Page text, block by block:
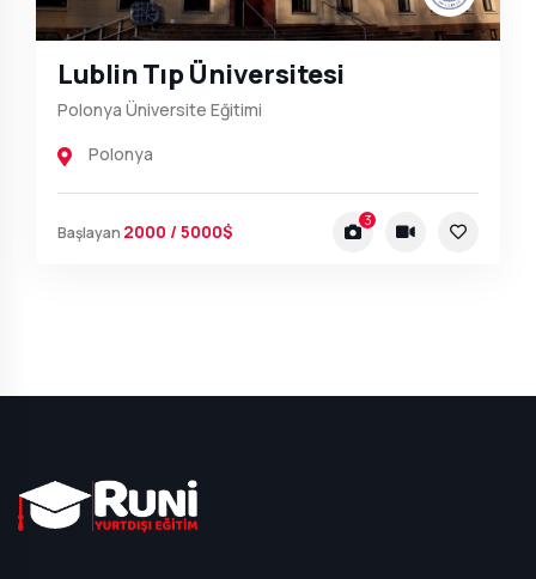
Lublin Tıp Üniversitesi
Polonya Üniversite Eğitimi
Polonya
Başlayan 2000 / 5000$ 3